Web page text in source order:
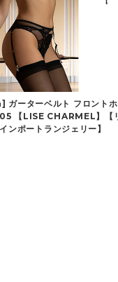
ーターベルト フロントホ
【LISE CHARMEL】【
ンポートランジェリー】